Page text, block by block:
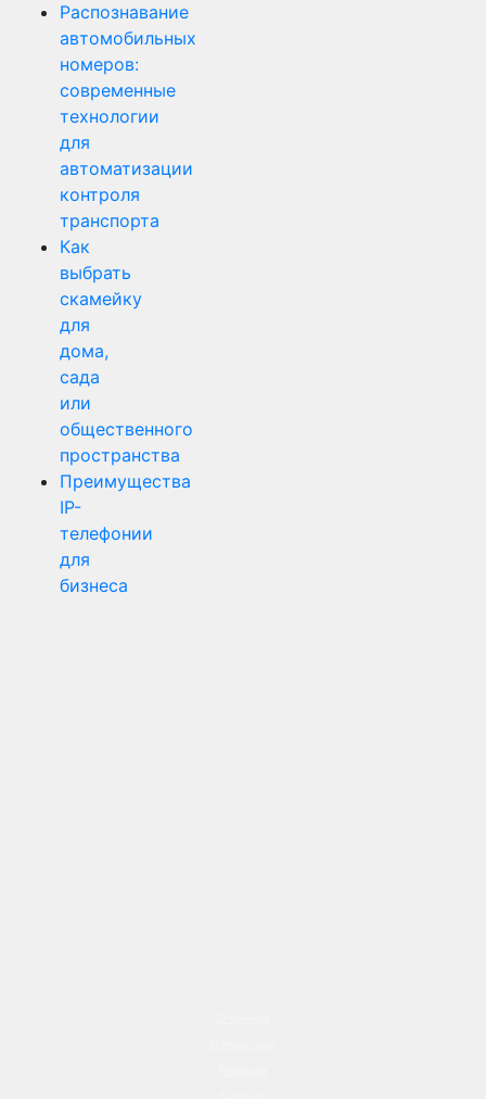
Распознавание
автомобильных
номеров:
современные
технологии
для
автоматизации
контроля
транспорта
Как
выбрать
скамейку
для
дома,
сада
или
общественного
пространства
Преимущества
IP-
телефонии
для
бизнеса